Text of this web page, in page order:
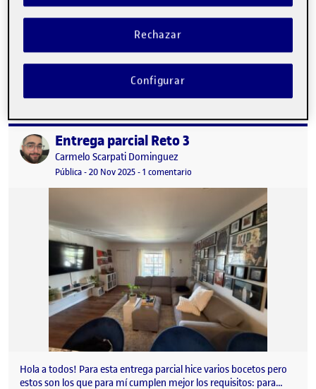
escalera, con una maceta de aloe vera y la figura humana
Publicado porEntrega parcial Reto 3
Publicado por
Carmelo Scarpati Dominguez
Visibilidad:
Pública-Fecha de publicación
20 Nov 2025-1 comentario
Hola a todos! Para esta entrega parcial hice varios bocetos pero
estos son los que para mí cumplen mejor los requisitos: para…
Rechazar
Configurar